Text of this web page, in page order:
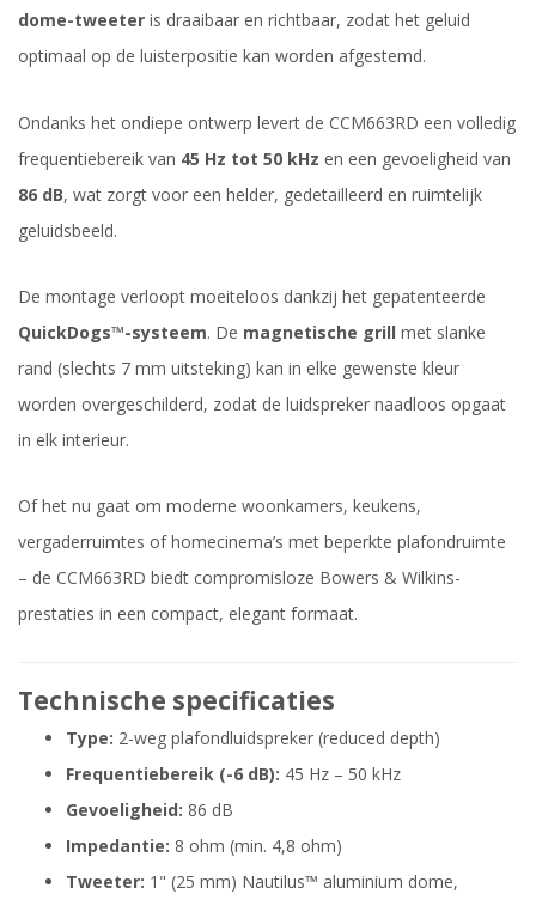
dome-tweeter is draaibaar en richtbaar, zodat het geluid
optimaal op de luisterpositie kan worden afgestemd.
Ondanks het ondiepe ontwerp levert de CCM663RD een volledig
frequentiebereik van 45 Hz tot 50 kHz en een gevoeligheid van
86 dB, wat zorgt voor een helder, gedetailleerd en ruimtelijk
geluidsbeeld.
De montage verloopt moeiteloos dankzij het gepatenteerde
QuickDogs™-systeem. De magnetische grill met slanke
rand (slechts 7 mm uitsteking) kan in elke gewenste kleur
worden overgeschilderd, zodat de luidspreker naadloos opgaat
in elk interieur.
Of het nu gaat om moderne woonkamers, keukens,
vergaderruimtes of homecinema’s met beperkte plafondruimte
– de CCM663RD biedt compromisloze Bowers & Wilkins-
prestaties in een compact, elegant formaat.
Technische specificaties
Type: 2-weg plafondluidspreker (reduced depth)
Frequentiebereik (-6 dB): 45 Hz – 50 kHz
Gevoeligheid: 86 dB
Impedantie: 8 ohm (min. 4,8 ohm)
Tweeter: 1" (25 mm) Nautilus™ aluminium dome,